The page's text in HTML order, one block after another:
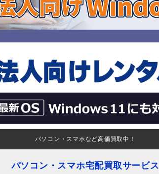
パソコン・スマホなど高価買取中！
パソコン・スマホ宅配買取サービス